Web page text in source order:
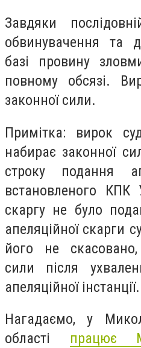
Завдяки
обвинувачення та
базі провину
повному обсязі.
законної сили.
Примітка: вирок
набирає законної
строку подання
встановленого КПК
скаргу не було
апеляційної скарги
його не
сили після
апеляційної інстанції.
Нагадаємо, у
області працює